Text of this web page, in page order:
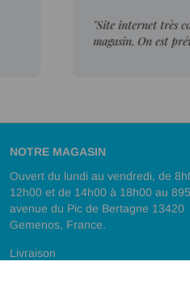
"Site internet très
magasin. On est
NOTRE MAGASIN
Ouvert du lundi au vendredi, de
12h00 et de 14h00 à 18h00 au 895
avenue du Pic de Bertagne 13420
Gemenos, France.
Livraison